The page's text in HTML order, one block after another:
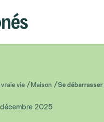
vie Maison Se
décembre 2025